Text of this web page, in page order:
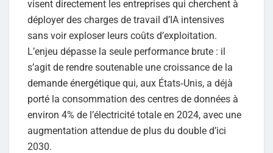
visent directement les entreprises qui cherchent à
déployer des charges de travail d’IA intensives
sans voir exploser leurs coûts d’exploitation.
L’enjeu dépasse la seule performance brute : il
s’agit de rendre soutenable une croissance de la
demande énergétique qui, aux États‑Unis, a déjà
porté la consommation des centres de données à
environ 4% de l’électricité totale en 2024, avec une
augmentation attendue de plus du double d’ici
2030.